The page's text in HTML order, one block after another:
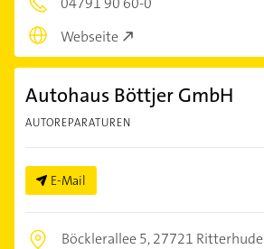
Webseite
Autohaus Böttjer GmbH
AUTOREPARATUREN
E-Mail
Böcklerallee 5,27721 Ritterhude